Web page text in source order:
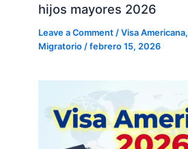
hijos mayores 2026
Leave a Comment /Visa Americana,
Migratorio /febrero 15, 2026